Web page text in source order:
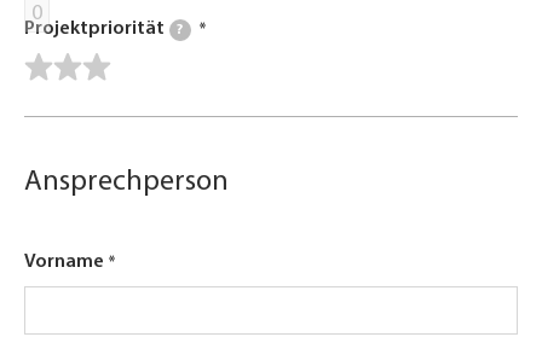
0
Projektpriorität ?
Ansprechperson
Vorname